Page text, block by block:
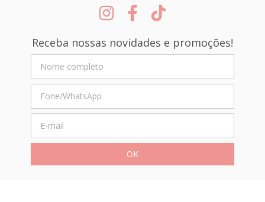
Receba nossas novidades e promoções!